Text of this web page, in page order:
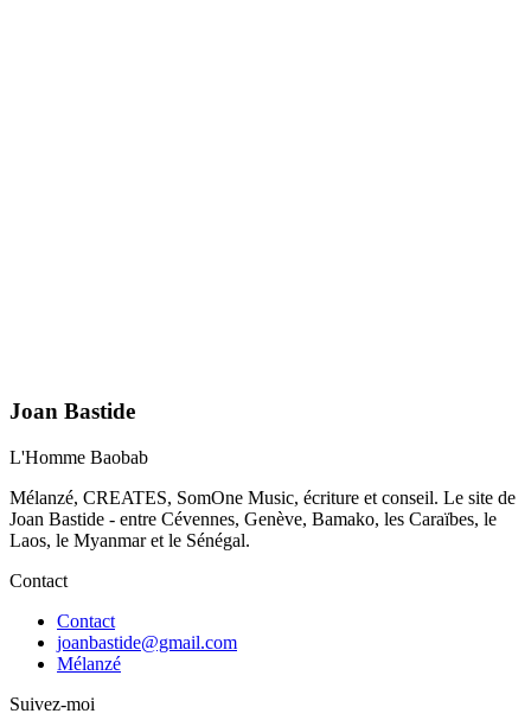
Joan Bastide
L'Homme Baobab
Mélanzé, CREATES, SomOne Music, écriture et conseil. Le site de
Joan Bastide - entre Cévennes, Genève, Bamako, les Caraïbes, le
Laos, le Myanmar et le Sénégal.
Contact
Contact
joanbastide@gmail.com
Mélanzé
Suivez-moi